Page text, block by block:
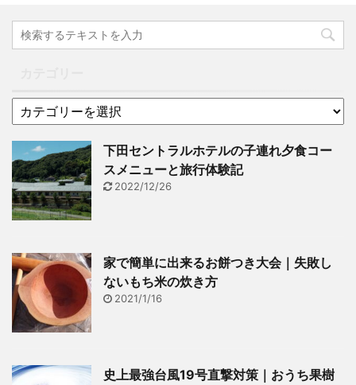
パーもコンビニも近くに
ない。とにかく何にもな
を楽しみたい1.1 ベランダ
菜園をプランターでした
しずつ興味が出ていま
す。 もくじ1 玄関は家の
庭から玄関への聖域ルー
ト2 玄関開けたら2分で
判断2.1 玄関マットにも
こだわれ！2.2 インター
ホンとのマッチングも3
最後に 玄関は家の第一印
象 私の実家の玄関は、う
のか難しいのですが、
「こってるなぁ」とい ...
たカテゴリーですし、そ
してそれは正しかったと
ない！ そう思ったので、
今日からは理想のマイホ
ームについてもカテゴリ
いきます。 もくじ1 対面
式キッチンカウンターへ
下田セントラルホテルの子連れ夕食コー
スメニューと旅行体験記
2022/12/26
家で簡単に出来るお餅つき大会｜失敗し
ないもち米の炊き方
2021/1/16
史上最強台風19号直撃対策｜おうち果樹